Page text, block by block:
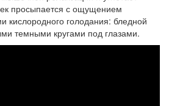
просыпается с ощущением
кислородного голодания: бледной
темными кругами под глазами.